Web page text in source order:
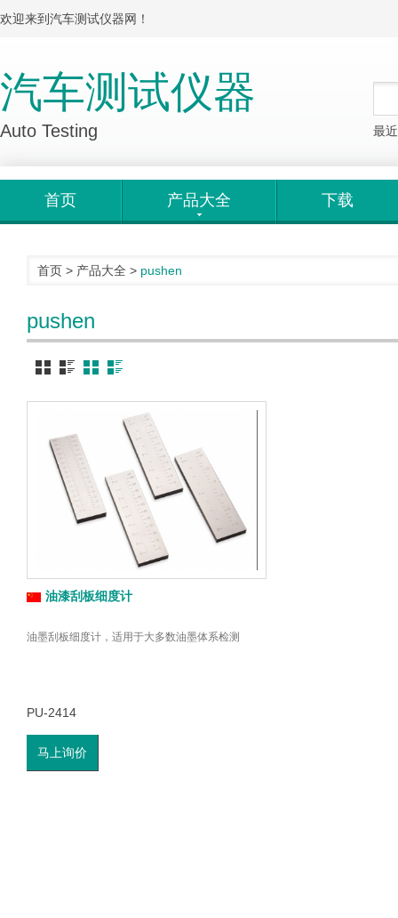
欢迎来到汽车测试仪器网！
汽车测试仪器
Auto Testing 最
首页 产品大全 下载
首页 > 产品大全 > pushen
pushen
油漆刮板细度计
油墨刮板细度计，适用于大多数油墨体系检测
PU-2414
马上询价